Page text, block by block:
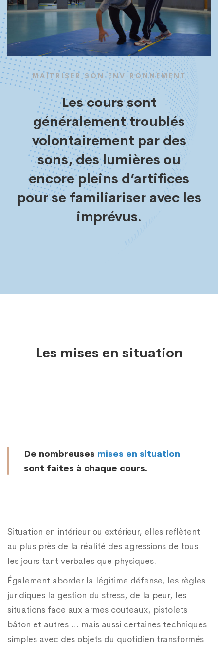
MAÎTRISER SON ENVIRONNEMENT
Les cours sont
généralement troublés
volontairement par des
sons, des lumières ou
encore pleins d’artifices
pour se familiariser avec les
imprévus.
Les mises en situation
De nombreuses mises en situation
sont faites à chaque cours.
Situation en intérieur ou extérieur, elles reflètent
au plus près de la réalité des agressions de tous
les jours tant verbales que physiques.
Également aborder la légitime défense, les règles
juridiques la gestion du stress, de la peur, les
situations face aux armes couteaux, pistolets
bâton et autres … mais aussi certaines techniques
simples avec des objets du quotidien transformés